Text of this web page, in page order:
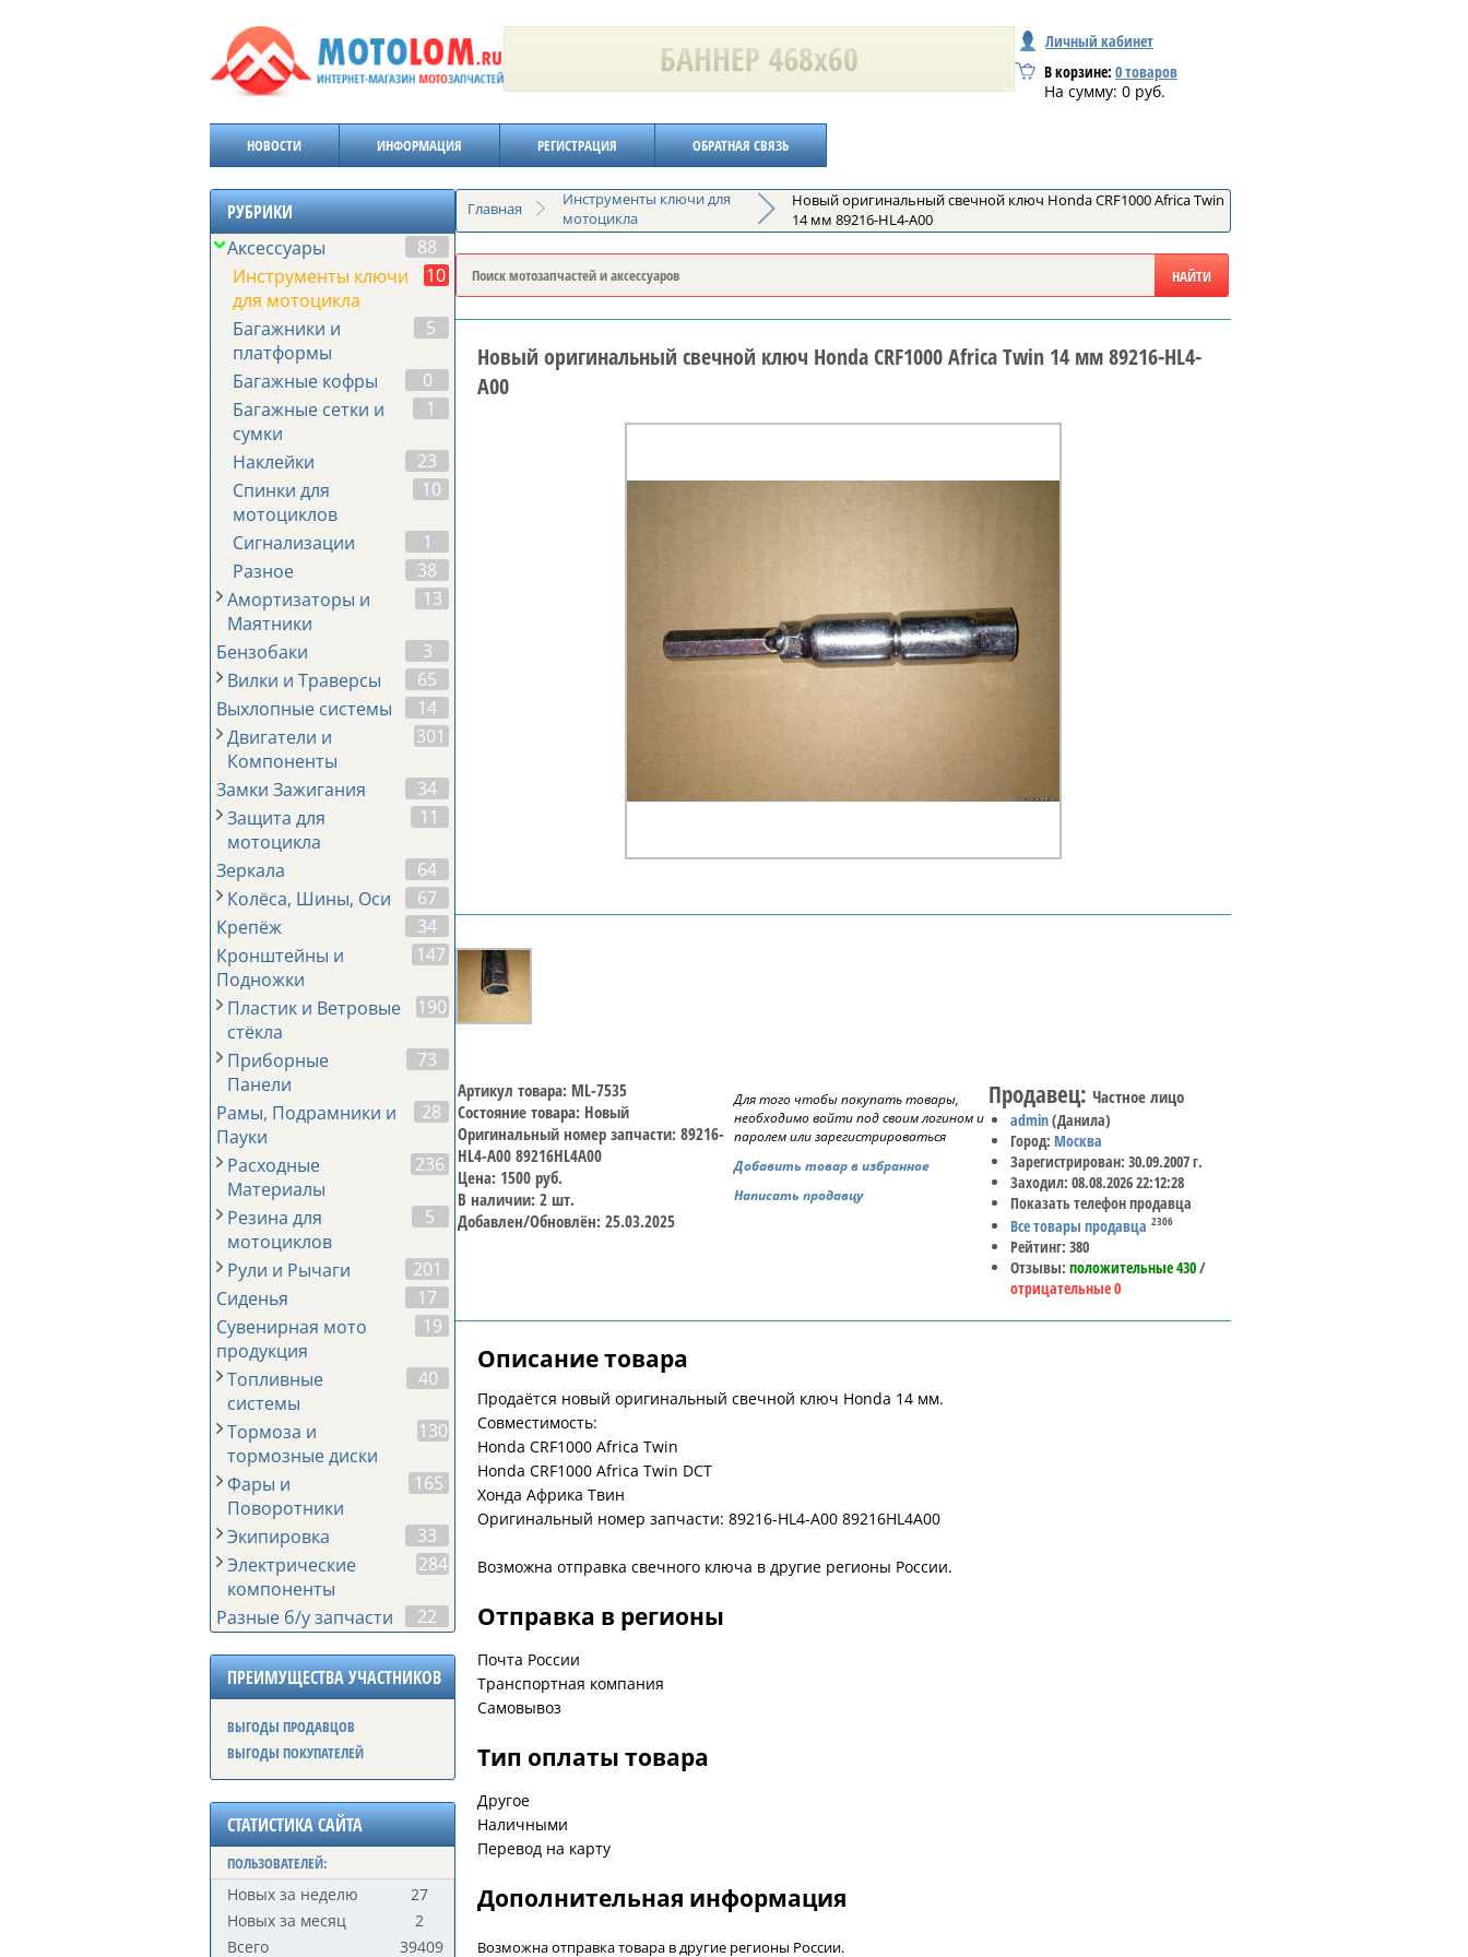
Личный кабинет
В корзине: 0товаров
На сумму: 0 руб.
НОВОСТИ ИНФОРМАЦИЯ РЕГИСТРАЦИЯ ОБРАТНАЯ СВЯЗЬ
РУБРИКИ
Аксессуары
88
Инструменты ключи
для мотоцикла
10
Багажники и
платформы
5
Багажные кофры
0
Багажные сетки и
сумки
1
Наклейки
23
Спинки для
мотоциклов
10
Сигнализации
1
Разное
38
Амортизаторы и
Маятники
13
Бензобаки
3
Вилки и Траверсы
65
Выхлопные системы
14
Двигатели и
Компоненты
301
Замки Зажигания
34
Защита для
мотоцикла
11
Зеркала
64
Колёса, Шины, Оси
67
Крепёж
34
Кронштейны и
Подножки
147
Пластик и Ветровые
стёкла
190
Приборные
Панели
73
Рамы, Подрамники и
Пауки
28
Расходные
Материалы
236
Резина для
мотоциклов
5
Рули и Рычаги
201
Сиденья
17
Сувенирная мото
продукция
19
Топливные
системы
40
Тормоза и
тормозные диски
130
Фары и
Поворотники
165
Экипировка
33
Электрические
компоненты
284
Разные б/у запчасти 22
ПРЕИМУЩЕСТВА УЧАСТНИКОВ
ВЫГОДЫ ПРОДАВЦОВ
ВЫГОДЫ ПОКУПАТЕЛЕЙ
СТАТИСТИКА САЙТА
ПОЛЬЗОВАТЕЛЕЙ:
Новых за неделю
27
Новых за месяц
2
Всего
39409
Главная
Инструменты ключи для
мотоцикла
Новый оригинальный свечной ключ Honda CRF1000 Africa Twin
14 мм 89216-HL4-A00
Новый оригинальный свечной ключ Honda CRF1000 Africa Twin 14 мм 89216-HL4-
A00
Артикул товара: ML-7535
Состояние товара: Новый
Оригинальный номер запчасти: 89216-
HL4-A00 89216HL4A00
Цена: 1500 руб.
В наличии: 2 шт.
Добавлен/Обновлён: 25.03.2025
Для того чтобы покупать товары,
необходимо войти под своим логином и
паролем или зарегистрироваться
Добавить товар в избранное
Написать продавцу
Продавец: Частное лицо
admin(Данила)
Город: Москва
Зарегистрирован: 30.09.2007 г.
Заходил: 08.08.2026 22:12:28
Показать телефон продавца
Все товары продавца 2306
Рейтинг: 380
Отзывы:положительные 430/
отрицательные 0
Описание товара
Продаётся новый оригинальный свечной ключ Honda 14 мм.
Совместимость:
Honda CRF1000 Africa Twin
Honda CRF1000 Africa Twin DCT
Хонда Африка Твин
Оригинальный номер запчасти: 89216-HL4-A00 89216HL4A00
Возможна отправка свечного ключа в другие регионы России.
Отправка в регионы
Почта России
Транспортная компания
Самовывоз
Тип оплаты товара
Другое
Наличными
Перевод на карту
Дополнительная информация
Возможна отправка товара в другие регионы России.